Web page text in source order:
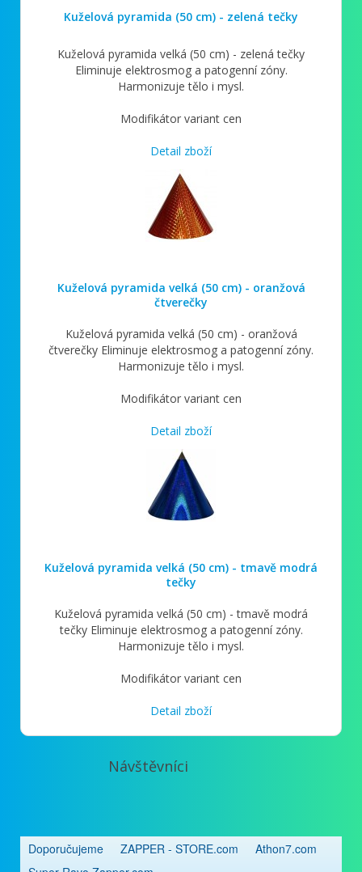
Kuželová pyramida (50 cm) - zelená tečky
Kuželová pyramida velká (50 cm) - zelená tečky
Eliminuje elektrosmog a patogenní zóny.
Harmonizuje tělo i mysl.
Modifikátor variant cen
Detail zboží
Kuželová pyramida velká (50 cm) - oranžová
čtverečky
Kuželová pyramida velká (50 cm) - oranžová
čtverečky Eliminuje elektrosmog a patogenní zóny.
Harmonizuje tělo i mysl.
Modifikátor variant cen
Detail zboží
Kuželová pyramida velká (50 cm) - tmavě modrá
tečky
Kuželová pyramida velká (50 cm) - tmavě modrá
tečky Eliminuje elektrosmog a patogenní zóny.
Harmonizuje tělo i mysl.
Modifikátor variant cen
Detail zboží
Návštěvníci
Doporučujeme ZAPPER - STORE.com
Athon7.com